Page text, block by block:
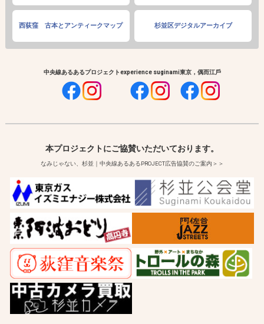
西荻窪 古本とアンティークマップ 杉並区デジタルアーカイブ
中央線あるあるプロジェクトexperience suginami東京，偶而江戶
本プロジェクトにご協賛いただいております。
なみじゃない、杉並｜中央線あるあるPROJECT広告協賛のご案内＞＞